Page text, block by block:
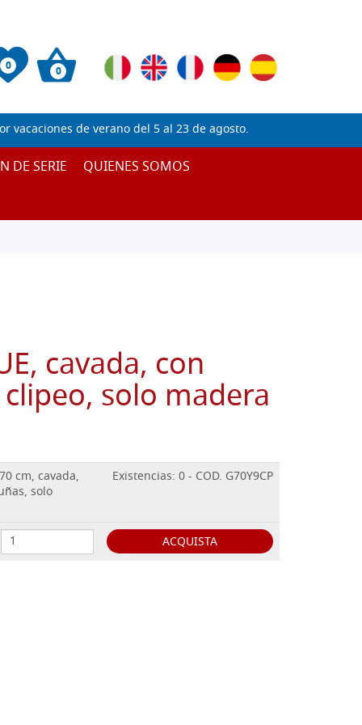
0 0
vacaciones de verano del 5 al 23 de agosto.
DE SERIE QUIENES SOMOS
cavada, con
solo madera
cm, cavada,
solo
Existencias: 0 - COD. G70Y9CP
ACQUISTA